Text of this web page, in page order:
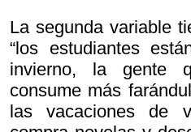
La segunda variable
“los estudiantes
invierno, la gente
consume más
las vacaciones de